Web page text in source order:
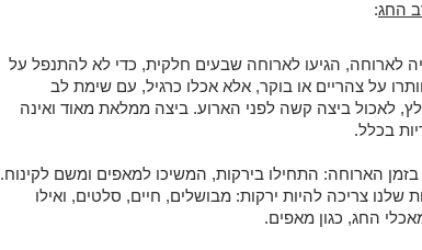
החג:
לארוחה, הגיעו לארוחה שבעים חלקית, כדי לא להתנפל על
על צהריים או בוקר, אלא אכלו כרגיל, עם שימת לב
לאכול ביצה קשה לפני הארוע. ביצה ממלאת מאוד ואינה
בכלל.
הארוחה: התחילו בירקות, המשיכו למאפים ומשם לקינוח.
שלנו צריכה להיות ירקות: מבושלים, חיים, סלטים, ואילו
החג, כגון מאפים.